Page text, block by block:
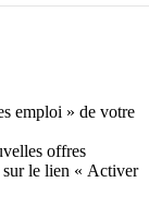
emploi » de votre
offres
sur le lien « Activer